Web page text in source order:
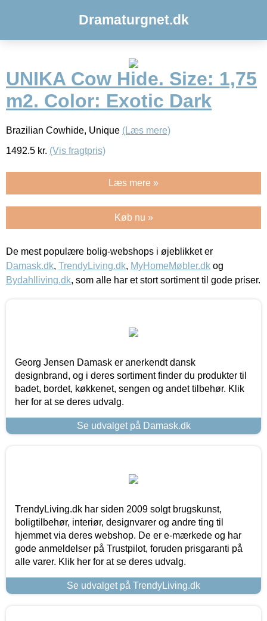
Dramaturgnet.dk
UNIKA Cow Hide. Size: 1,75
m2. Color: Exotic Dark
Brazilian Cowhide, Unique (Læs mere)
1492.5 kr. (Vis fragtpris)
Læs mere »
Køb nu »
De mest populære bolig-webshops i øjeblikket er
Damask.dk, TrendyLiving.dk, MyHomeMøbler.dk og
Bydahlliving.dk, som alle har et stort sortiment til gode priser.
Georg Jensen Damask er anerkendt dansk
designbrand, og i deres sortiment finder du produkter til
badet, bordet, køkkenet, sengen og andet tilbehør. Klik
her for at se deres udvalg.
Se udvalget på Damask.dk
TrendyLiving.dk har siden 2009 solgt brugskunst,
boligtilbehør, interiør, designvarer og andre ting til
hjemmet via deres webshop. De er e-mærkede og har
gode anmeldelser på Trustpilot, foruden prisgaranti på
alle varer. Klik her for at se deres udvalg.
Se udvalget på TrendyLiving.dk